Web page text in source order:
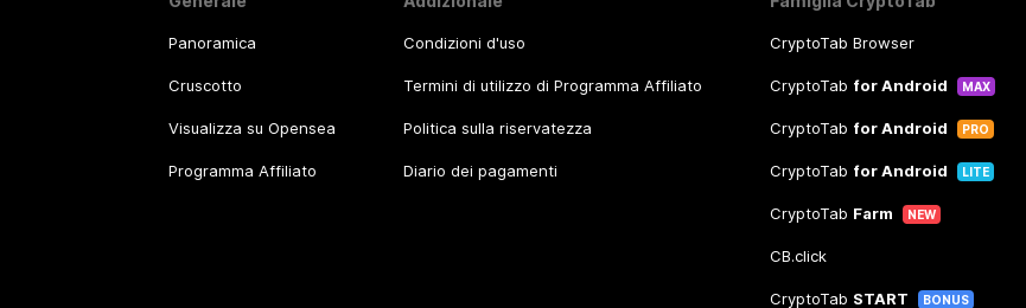
Panoramica
Cruscotto
Visualizza su Opensea
Programma Affiliato
Condizioni d'uso
Termini di utilizzo di Programma Affiliato
Politica sulla riservatezza
Diario dei pagamenti
CryptoTab Browser
CryptoTab for Android MAX
CryptoTab for Android PRO
CryptoTab for Android LITE
CryptoTab Farm NEW
CB.click
CryptoTab START BONUS